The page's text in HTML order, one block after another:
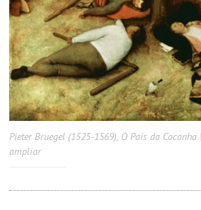
Pieter Bruegel (1525-1569), O País da
ampliar